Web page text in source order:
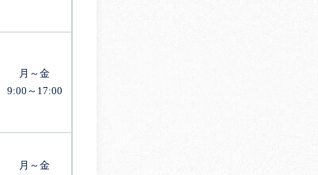
月～金
9:00～17:00
月～金